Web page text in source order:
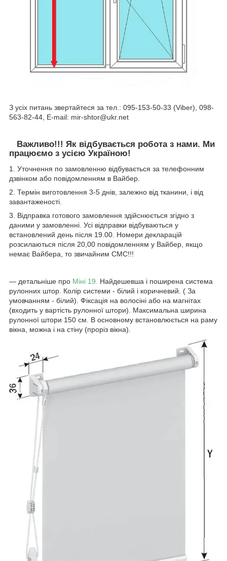
З усіх питань звертайтеся за тел.: 095-153-50-33 (Viber), 098-
563-82-44, E-mail: mir-shtor@ukr.net
Важливо!!! Як відбувається робота з нами. Ми
працюємо з усією Україною!
1. Уточнення по замовленню відбувається за телефонним
дзвінком або повідомленням в Вайбер.
2. Термін виготовлення 3-5 днів, залежно від тканини, і від
завантаженості.
3. Відправка готового замовлення здійснюється згідно з
даними у замовленні. Усі відправки відбуваються у
встановлений день після 19.00. Номери декларацій
розсилаються після 20,00 повідомленням у Вайбер, якщо
немає Вайбера, то звичайним СМС!!!
― детальніше про Міні 19. Найдешевша і поширена система
рулонних штор. Колір системи - білий і коричневий. ( За
умовчанням - білий). Фіксація на волосіні або на магнітах
(входить у вартість рулонної штори). Максимальна ширина
рулонної штори 150 см. В основному встановлюється на раму
вікна, можна і на стіну (проріз вікна).